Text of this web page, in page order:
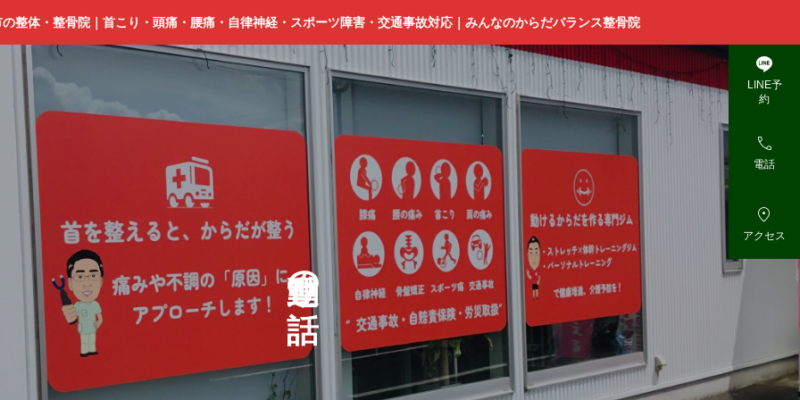
整体・整骨院｜首こり・頭痛・腰痛・自律神経・スポーツ障害・交通事故対応｜みんなのからだバランス整骨院

LINE予
約

電話

アクセス
の